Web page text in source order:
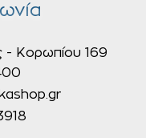
- Κορωπίου 169